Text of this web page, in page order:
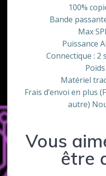
100%
Bande
Max
Puissance
Connectique : 2
Matériel
Frais d’envoi en plus
autre)
Vous
être